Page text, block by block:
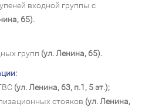
входной группы с
65).
групп (ул. Ленина, 65).
(ул. Ленина, 63, п.1, 5 эт.);
стояков (ул. Ленина,